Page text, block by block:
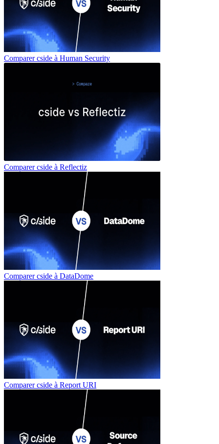
Comparer cside à Human Security
Comparer cside à Reflectiz
Comparer cside à DataDome
Comparer cside à Report URI